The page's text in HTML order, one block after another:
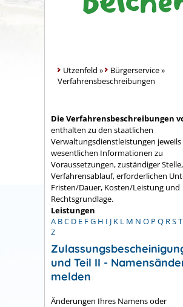
Utzenfeld » Bürgerservice»
Verfahrensbeschreibungen
Die Verfahrensbeschreibungen
enthalten zu den staatlichen
Verwaltungsdienstleistungen jeweils
wesentlichen Informationen zu
Voraussetzungen, zuständiger Stelle,
Verfahrensablauf, erforderlichen
Fristen/Dauer, Kosten/Leistung und
Rechtsgrundlage.
Leistungen
A BC D E FG H I J K L M N O P Q RST
Z
und Teil II -
melden
Änderungen Ihres Namens oder